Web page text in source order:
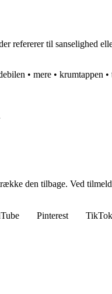
refererer til sanselighed
• mere • krumtappen •
den tilbage. Ved
Pinterest TikTok